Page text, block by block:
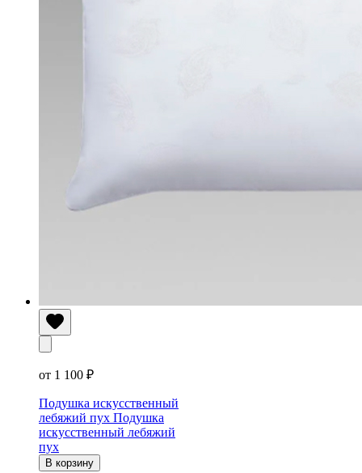
от 1 100 ₽
Подушка искусственный
лебяжий пух Подушка
искусственный лебяжий
пух
В корзину